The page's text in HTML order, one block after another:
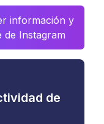
información y
de Instagram
de